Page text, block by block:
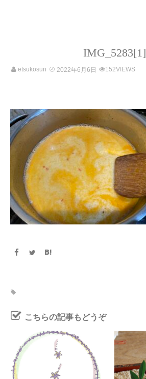
IMG_5283[1]
etsukosun 2022年6月6日 152VIEWS
こちらの記事もどうぞ